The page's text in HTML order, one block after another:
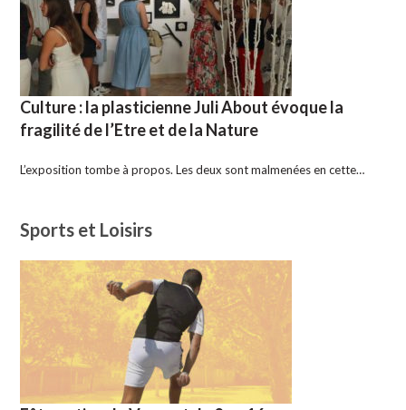
Culture : la plasticienne Juli About évoque la
fragilité de l’Etre et de la Nature
L’exposition tombe à propos. Les deux sont malmenées en cette…
Sports et Loisirs